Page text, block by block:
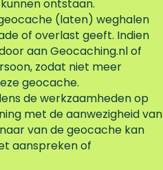
ontstaan.
(laten) weghalen
of overlast geeft. Indien
aan Geocaching.nl of
zodat niet meer
geocache.
de werkzaamheden op
met de aanwezigheid van
van de geocache kan
aanspreken of